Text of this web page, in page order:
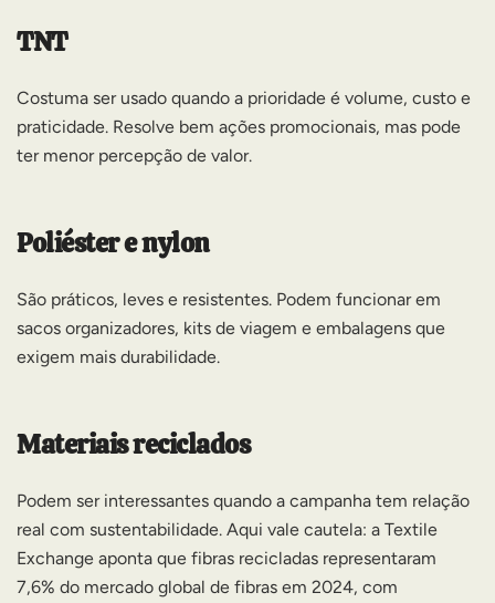
TNT
Costuma ser usado quando a prioridade é volume, custo e
praticidade. Resolve bem ações promocionais, mas pode
ter menor percepção de valor.
Poliéster e nylon
São práticos, leves e resistentes. Podem funcionar em
sacos organizadores, kits de viagem e embalagens que
exigem mais durabilidade.
Materiais reciclados
Podem ser interessantes quando a campanha tem relação
real com sustentabilidade. Aqui vale cautela: a Textile
Exchange aponta que fibras recicladas representaram
7,6% do mercado global de fibras em 2024, com